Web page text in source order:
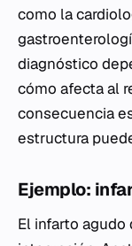
como la
diagnóstico
cómo afecta al
consecuencia
estructura
Ejemplo:
El infarto